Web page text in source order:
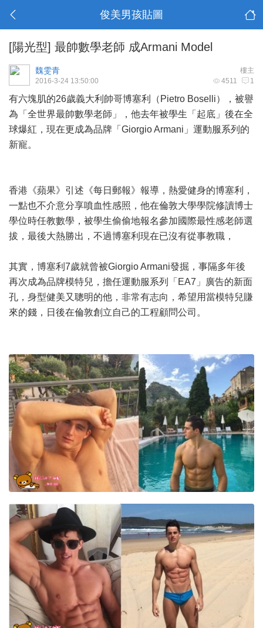
俊美男孩貼圖
[陽光型] 最帥數學老師 成Armani Model
樓主
魏雯青
4511 1
2016-3-24 13:50:00
有六塊肌的26歲義大利帥哥博塞利（Pietro Boselli），被譽
為「全世界最帥數學老師」，他去年被學生「起底」後在全
球爆紅，現在更成為品牌「Giorgio Armani」運動服系列的
新寵。
香港《蘋果》引述《每日郵報》報導，熱愛健身的博塞利，
一點也不介意分享噴血性感照，他在倫敦大學學院修讀博士
學位時任教數學，被學生偷偷地報名參加國際最性感老師選
拔，最後大熱勝出，不過博塞利現在已沒有從事教職，
其實，博塞利7歲就曾被Giorgio Armani發掘，事隔多年後
再次成為品牌模特兒，擔任運動服系列「EA7」廣告的新面
孔，身型健美又聰明的他，非常有志向，希望用當模特兒賺
來的錢，日後在倫敦創立自己的工程顧問公司。